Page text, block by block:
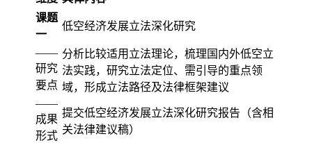
课题
一
低空经济发展立法深化研究
——
研究
要点
分析比较适用立法理论，梳理国内外低空立
法实践，研究立法定位、需引导的重点领
域，形成立法路径及法律框架建议
——
成果
形式
提交低空经济发展立法深化研究报告（含相
关法律建议稿）